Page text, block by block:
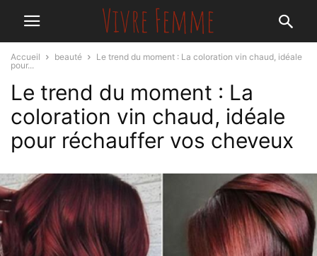
Accueil beauté
Le trend du moment : La coloration vin chaud, idéale
pour...
Le trend du moment : La
coloration vin chaud, idéale
pour réchauffer vos cheveux